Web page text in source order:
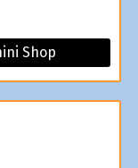
Shop